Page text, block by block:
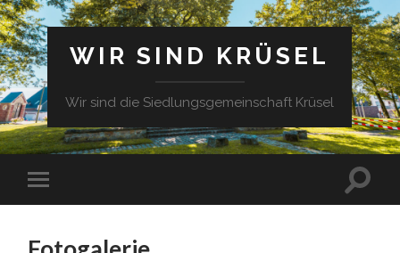
WIR SIND KRÜSEL
Wir sind die Siedlungsgemeinschaft Krüsel